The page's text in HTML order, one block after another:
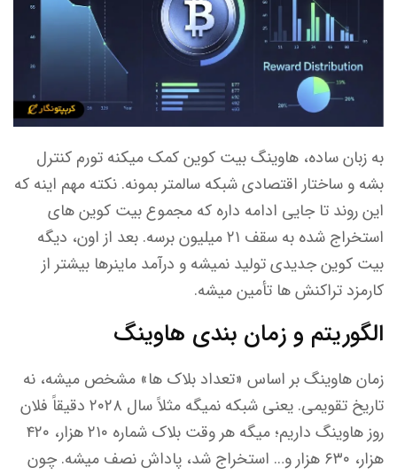
به زبان ساده، هاوینگ بیت کوین کمک میکنه تورم کنترل
بشه و ساختار اقتصادی شبکه سالمتر بمونه. نکته مهم اینه که
این روند تا جایی ادامه داره که مجموع بیت کوین های
استخراج شده به سقف ۲۱ میلیون برسه. بعد از اون، دیگه
بیت کوین جدیدی تولید نمیشه و درآمد ماینرها بیشتر از
کارمزد تراکنش ها تأمین میشه.
الگوریتم و زمان بندی هاوینگ
زمان هاوینگ بر اساس «تعداد بلاک ها» مشخص میشه، نه
تاریخ تقویمی. یعنی شبکه نمیگه مثلاً سال ۲۰۲۸ دقیقاً فلان
روز هاوینگ داریم؛ میگه هر وقت بلاک شماره ۲۱۰ هزار، ۴۲۰
هزار، ۶۳۰ هزار و… استخراج شد، پاداش نصف میشه. چون